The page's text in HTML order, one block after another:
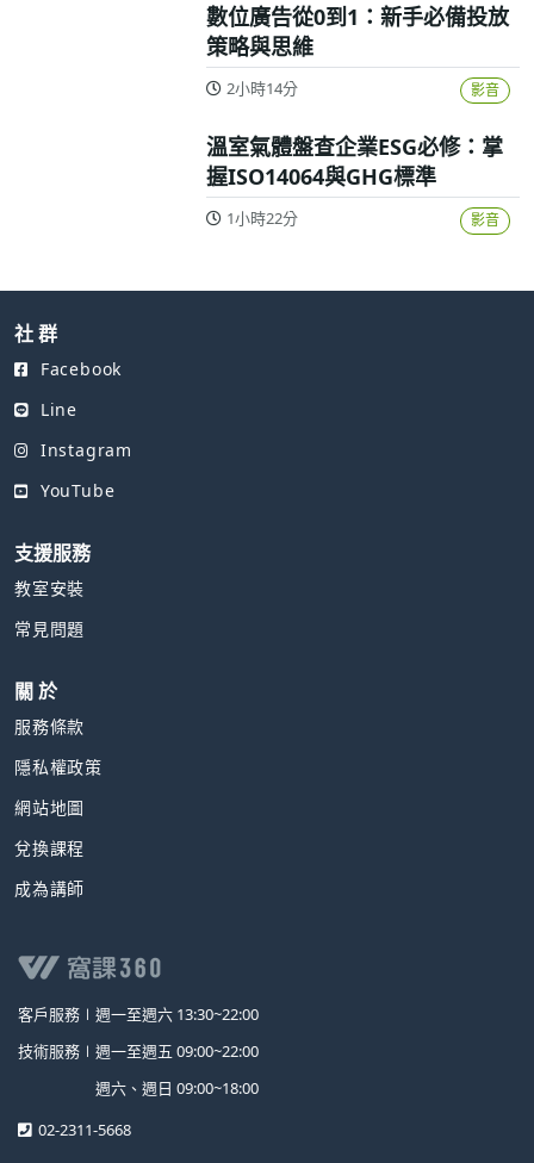
數位廣告從0到1：新手必備投放
策略與思維
2小時14分 影音
溫室氣體盤查企業ESG必修：掌
握ISO14064與GHG標準
1小時22分 影音
社 群
Facebook
Line
Instagram
YouTube
支援服務
教室安裝
常見問題
關 於
服務條款
隱私權政策
網站地圖
兌換課程
成為講師
客戶服務∣ 週一至週六 13:30~22:00
技術服務∣ 週一至週五 09:00~22:00
週六、週日 09:00~18:00
02-2311-5668